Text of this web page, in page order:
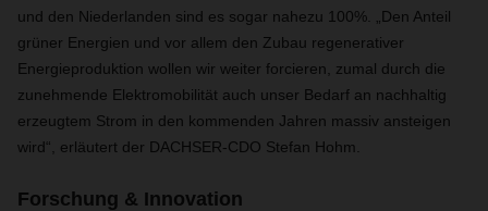
und den Niederlanden sind es sogar nahezu 100%. „Den Anteil
grüner Energien und vor allem den Zubau regenerativer
Energieproduktion wollen wir weiter forcieren, zumal durch die
zunehmende Elektromobilität auch unser Bedarf an nachhaltig
erzeugtem Strom in den kommenden Jahren massiv ansteigen
wird“, erläutert der DACHSER-CDO Stefan Hohm.
Forschung & Innovation